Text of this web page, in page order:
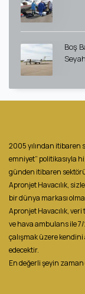
Boş
2005 yılından itibaren
emniyet” politikasıyla
günden itibaren
Apronjet Havacılık,
bir dünya markası
Apronjet Havacılık,
ve hava ambulans ile
çalışmak üzere
edecektir.
En değerli şeyin